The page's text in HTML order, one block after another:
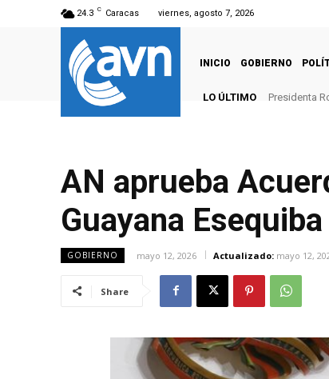
24.3 C Caracas viernes, agosto 7, 2026
INICIO GOBIERNO
LO ÚLTIMO Presidenta
AN aprueba
Guayana Esequiba
GOBIERNO mayo 12, 2026 Actualizado: mayo 12,
Share